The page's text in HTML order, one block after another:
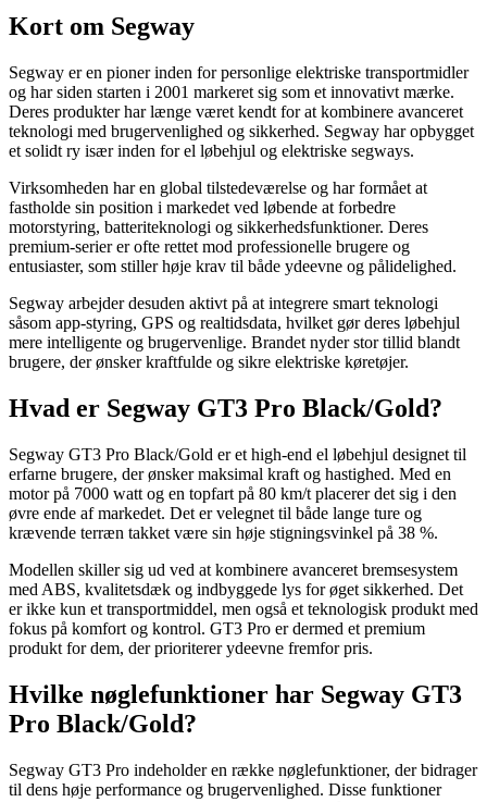
Kort om Segway
Segway er en pioner inden for personlige elektriske transportmidler
og har siden starten i 2001 markeret sig som et innovativt mærke.
Deres produkter har længe været kendt for at kombinere avanceret
teknologi med brugervenlighed og sikkerhed. Segway har opbygget
et solidt ry især inden for el løbehjul og elektriske segways.
Virksomheden har en global tilstedeværelse og har formået at
fastholde sin position i markedet ved løbende at forbedre
motorstyring, batteriteknologi og sikkerhedsfunktioner. Deres
premium-serier er ofte rettet mod professionelle brugere og
entusiaster, som stiller høje krav til både ydeevne og pålidelighed.
Segway arbejder desuden aktivt på at integrere smart teknologi
såsom app-styring, GPS og realtidsdata, hvilket gør deres løbehjul
mere intelligente og brugervenlige. Brandet nyder stor tillid blandt
brugere, der ønsker kraftfulde og sikre elektriske køretøjer.
Hvad er Segway GT3 Pro Black/Gold?
Segway GT3 Pro Black/Gold er et high-end el løbehjul designet til
erfarne brugere, der ønsker maksimal kraft og hastighed. Med en
motor på 7000 watt og en topfart på 80 km/t placerer det sig i den
øvre ende af markedet. Det er velegnet til både lange ture og
krævende terræn takket være sin høje stigningsvinkel på 38 %.
Modellen skiller sig ud ved at kombinere avanceret bremsesystem
med ABS, kvalitetsdæk og indbyggede lys for øget sikkerhed. Det
er ikke kun et transportmiddel, men også et teknologisk produkt med
fokus på komfort og kontrol. GT3 Pro er dermed et premium
produkt for dem, der prioriterer ydeevne fremfor pris.
Hvilke nøglefunktioner har Segway GT3
Pro Black/Gold?
Segway GT3 Pro indeholder en række nøglefunktioner, der bidrager
til dens høje performance og brugervenlighed. Disse funktioner